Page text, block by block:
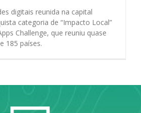
digitais reunida na capital
categoria de “Impacto Local”
Challenge, que reuniu quase
185 países.